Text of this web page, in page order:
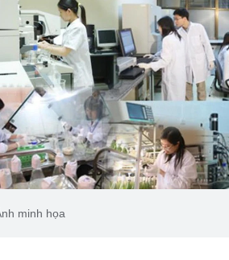
minh họa